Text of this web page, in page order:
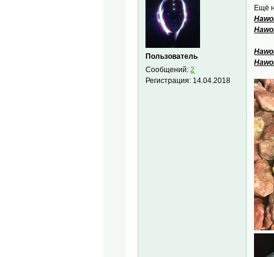
Пользователь
Сообщений:2
Регистрация: 14.04.2018
Ещё